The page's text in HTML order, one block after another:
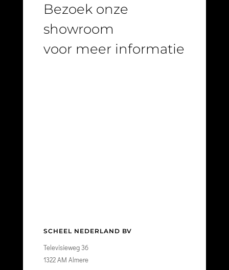
Bezoek onze
showroom
voor meer informatie
SCHEEL NEDERLAND BV
Televisieweg 36
1322 AM Almere